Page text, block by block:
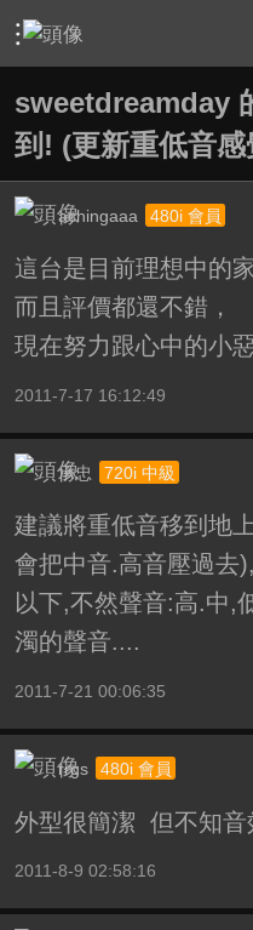
› 家庭劇院 › 我的家庭劇院
sweetdreamday
到! (更新重低音感
achingaaa 480i 會員
這台是目前理想中的
而且評價都還不錯，
現在努力跟心中的小
2011-7-17 16:12:49
承忠 720i 中級
建議將重低音移到地
會把中音.高音壓過去
以下,不然聲音:高.中,
濁的聲音....
2011-7-21 00:06:35
rrgs 480i 會員
外型很簡潔 但不知音
2011-8-9 02:58:16